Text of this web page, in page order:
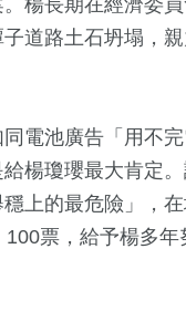
楊長期在經濟委
道路土石坍塌，
電池廣告「用不
楊瓊瓔最大肯定
上的最危險」，
票，給予楊多